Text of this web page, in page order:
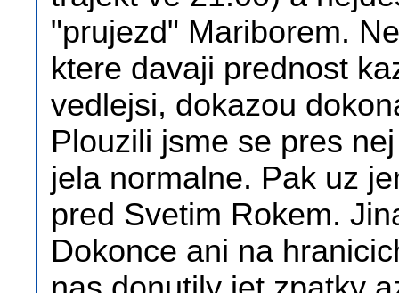
"prujezd" Mariborem.
ktere davaji prednost
vedlejsi, dokazou
Plouzili jsme se pres
jela normalne. Pak uz
pred Svetim Rokem.
Dokonce ani na